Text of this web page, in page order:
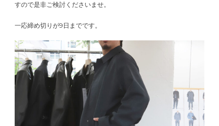
すので是非ご検討くださいませ。
一応締め切りが9日までです。